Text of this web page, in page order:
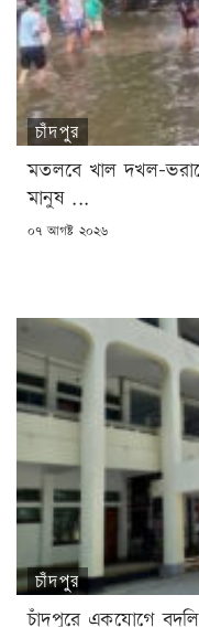
চাঁদপুর
মতলবে খাল দখল-
মানুষ ...
POSTED
০৭ আগষ্ট ২০২৬
চাঁদপুর
চাঁদপুরে একযোগে